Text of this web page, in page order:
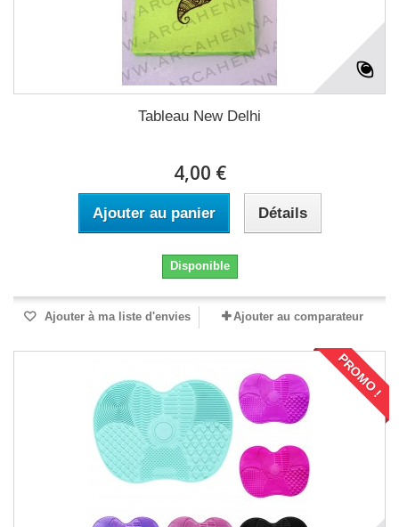
Tableau New Delhi
4,00 €
Ajouter au panier Détails
Disponible
Ajouter à ma liste d'envies Ajouter au comparateur
PROMO !